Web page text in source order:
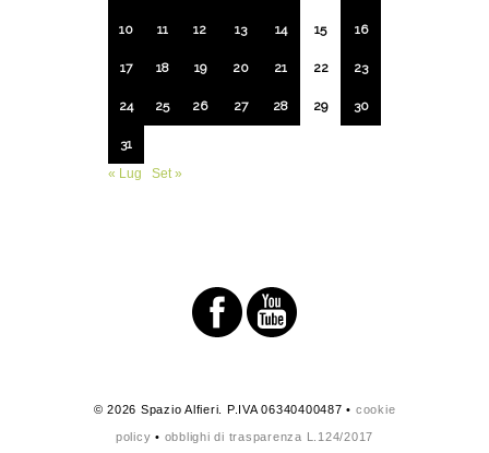
10 11 12 13 14 15 16
17 18 19 20 21 22 23
24 25 26 27 28 29 30
31
« Lug
Set »
© 2026 Spazio Alfieri. P.IVA 06340400487 • cookie
policy • obblighi di trasparenza L.124/2017